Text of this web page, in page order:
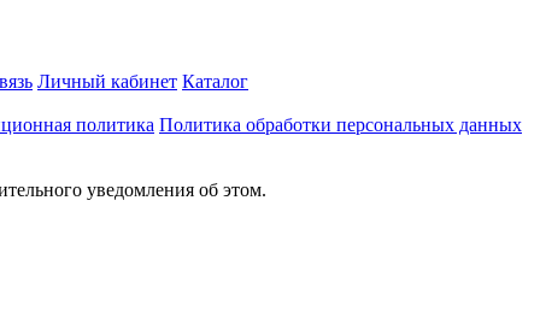
Личный кабинет Каталог
политика Политика обработки персональных данных
уведомления об этом.